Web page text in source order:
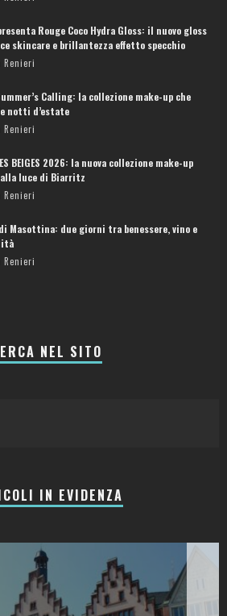
presenta Rouge Coco Hydra Gloss: il nuovo gloss
skincare e brillantezza effetto specchio
Renieri
Calling: la collezione make-up che
notti d’estate
Renieri
BEIGES 2026: la nuova collezione make-up
luce di Biarritz
Renieri
Masottina: due giorni tra benessere, vino e
Renieri
NEL SITO
IN EVIDENZA